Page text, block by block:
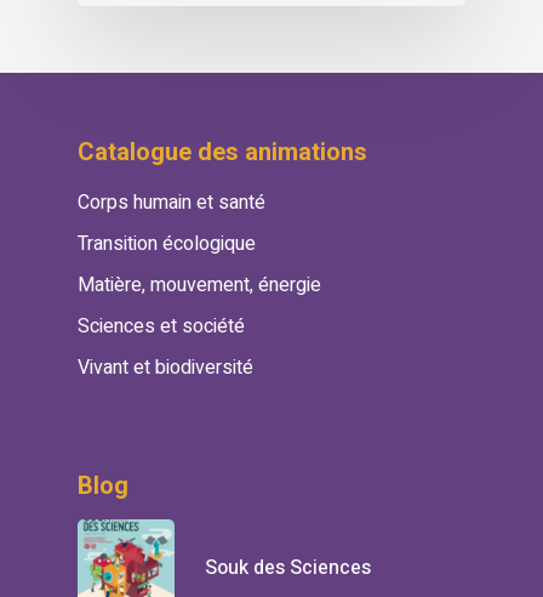
Catalogue des animations
Corps humain et santé
Transition écologique
Matière, mouvement, énergie
Sciences et société
Vivant et biodiversité
Blog
Souk des Sciences